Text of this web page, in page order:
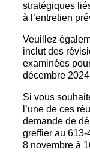
stratégiques
à l’entretien
Veuillez
inclut des
examinées
décembre
Si vous
l’une de ces
demande de
greffier au
8 novembre à